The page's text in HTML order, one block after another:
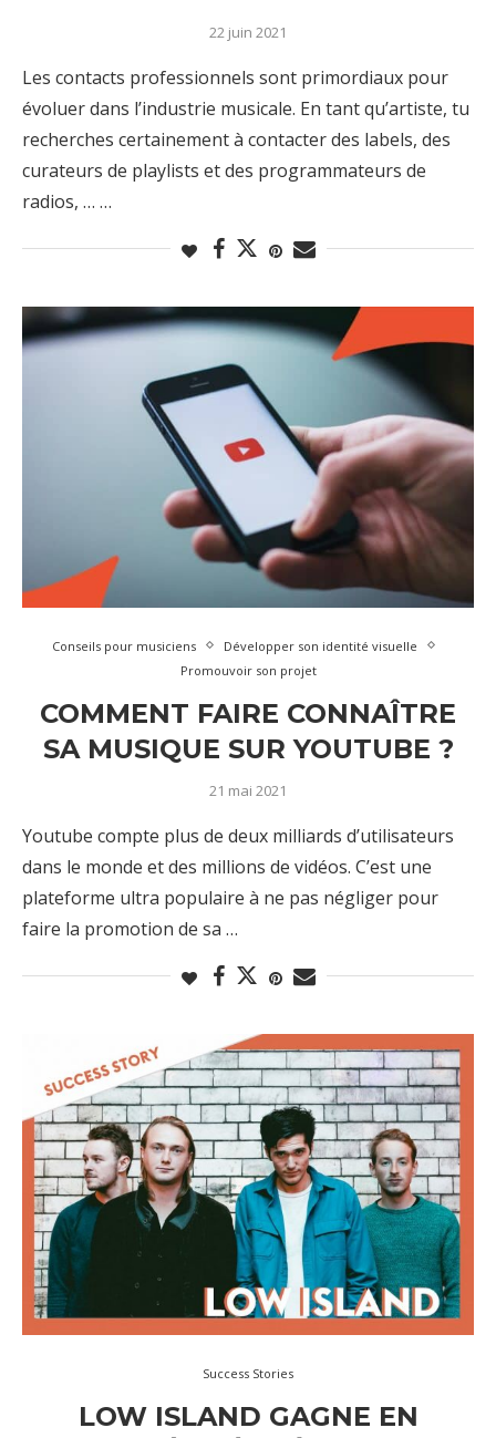
22 juin 2021
Les contacts professionnels sont primordiaux pour
évoluer dans l’industrie musicale. En tant qu’artiste, tu
recherches certainement à contacter des labels, des
curateurs de playlists et des programmateurs de
radios, … …
Conseils pour musiciens
Développer son identité visuelle
Promouvoir son projet
COMMENT FAIRE CONNAÎTRE
SA MUSIQUE SUR YOUTUBE ?
21 mai 2021
Youtube compte plus de deux milliards d’utilisateurs
dans le monde et des millions de vidéos. C’est une
plateforme ultra populaire à ne pas négliger pour
faire la promotion de sa …
Success Stories
LOW ISLAND GAGNE EN